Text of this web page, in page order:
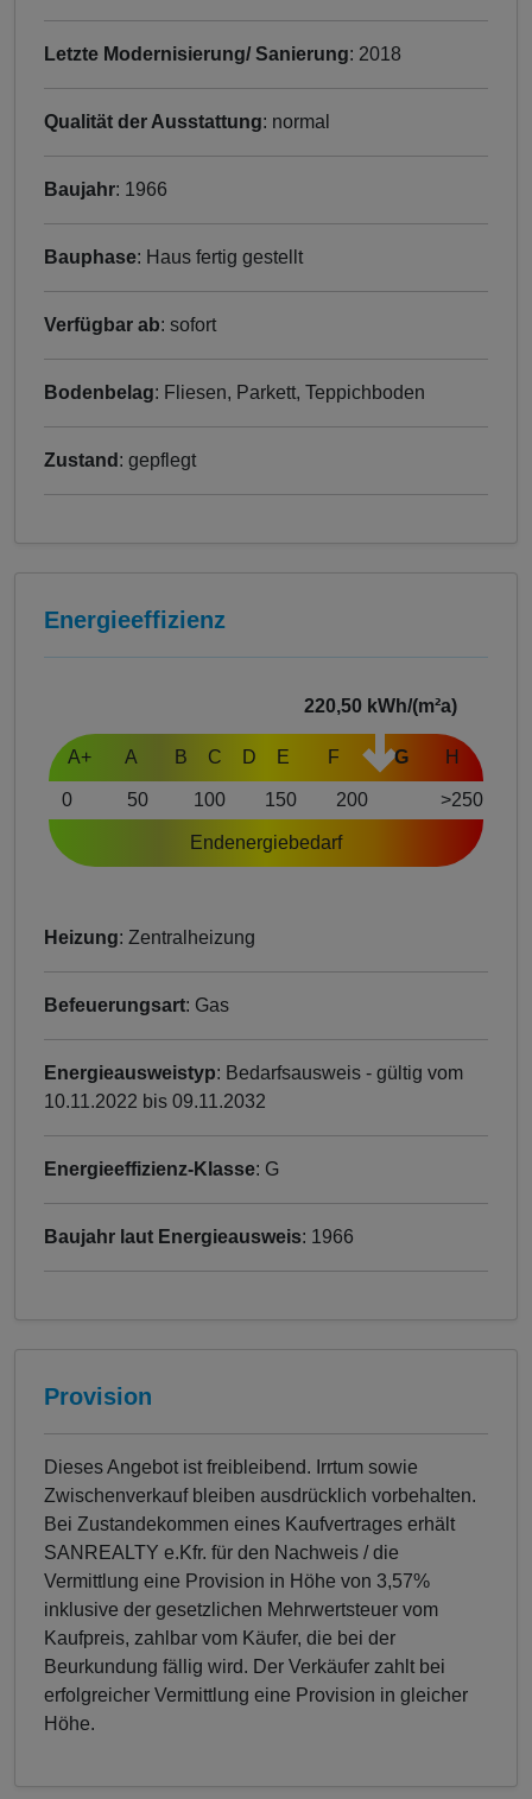
Letzte Modernisierung/ Sanierung: 2018
Qualität der Ausstattung: normal
Baujahr: 1966
Bauphase: Haus fertig gestellt
Verfügbar ab: sofort
Bodenbelag: Fliesen, Parkett, Teppichboden
Zustand : gepflegt
Energieeffizienz
A+ A B C D E F G H
220,50 kWh/(m²a)
0 50 100 150 200 >250
Endenergiebedarf
Heizung: Zentralheizung
Befeuerungsart: Gas
Energieausweistyp: Bedarfsausweis - gültig vom
10.11.2022 bis 09.11.2032
Energieeffizienz-Klasse: G
Baujahr laut Energieausweis: 1966
Provision
Dieses Angebot ist freibleibend. Irrtum sowie
Zwischenverkauf bleiben ausdrücklich vorbehalten.
Bei Zustandekommen eines Kaufvertrages erhält
SANREALTY e.Kfr. für den Nachweis / die
Vermittlung eine Provision in Höhe von 3,57%
inklusive der gesetzlichen Mehrwertsteuer vom
Kaufpreis, zahlbar vom Käufer, die bei der
Beurkundung fällig wird. Der Verkäufer zahlt bei
erfolgreicher Vermittlung eine Provision in gleicher
Höhe.